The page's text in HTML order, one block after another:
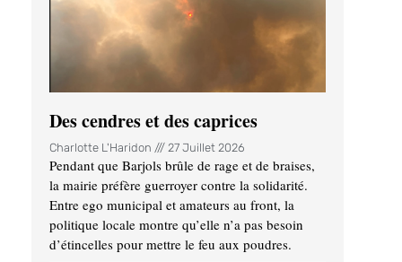
Des cendres et des caprices
Charlotte L'Haridon 27 Juillet 2026
Pendant que Barjols brûle de rage et de braises,
la mairie préfère guerroyer contre la solidarité.
Entre ego municipal et amateurs au front, la
politique locale montre qu’elle n’a pas besoin
d’étincelles pour mettre le feu aux poudres.